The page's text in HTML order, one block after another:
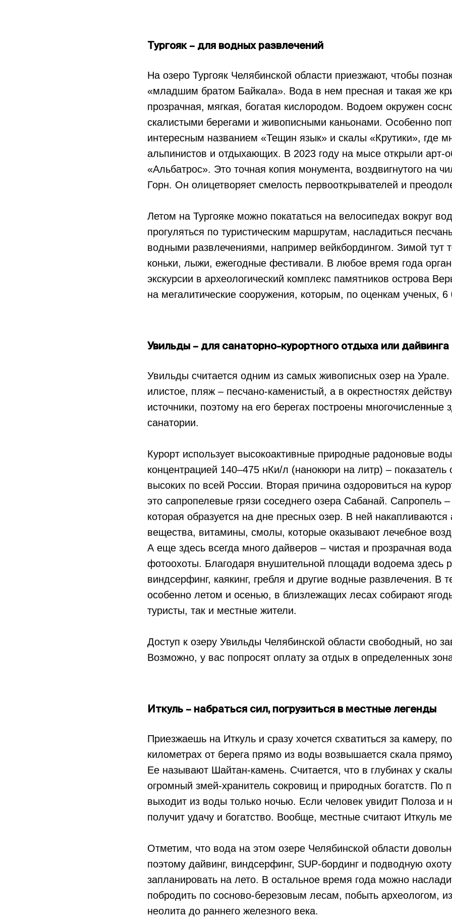
Тургояк – для водных развлечений
На озеро Тургояк Челябинской области приезжают, чтобы
«младшим братом Байкала». Вода в нем пресная и такая же
прозрачная, мягкая, богатая кислородом. Водоем окружен
скалистыми берегами и живописными каньонами. Особенно
интересным названием «Тещин язык» и скалы «Крутики», где
альпинистов и отдыхающих. В 2023 году на мысе открыли арт-
«Альбатрос». Это точная копия монумента, воздвигнутого на
Горн. Он олицетворяет смелость первооткрывателей и
Летом на Тургояке можно покататься на велосипедах вокруг
прогуляться по туристическим маршрутам, насладиться
водными развлечениями, например вейкбордингом. Зимой тут
коньки, лыжи, ежегодные фестивали. В любое время года
экскурсии в археологический комплекс памятников острова
на мегалитические сооружения, которым, по оценкам ученых, 6
Увильды – для санаторно-курортного отдыха или дайвинга
Увильды считается одним из самых живописных озер на Урале.
илистое, пляж – песчано-каменистый, а в окрестностях
источники, поэтому на его берегах построены многочисленные
санатории.
Курорт использует высокоактивные природные радоновые
концентрацией 140–475 нКи/л (нанокюри на литр) –
высоких по всей России. Вторая причина оздоровиться на
это сапропелевые грязи соседнего озера Сабанай. Сапропель –
которая образуется на дне пресных озер. В ней накапливаются
вещества, витамины, смолы, которые оказывают лечебное
А еще здесь всегда много дайверов – чистая и прозрачная
фотоохоты. Благодаря внушительной площади водоема здесь
виндсерфинг, каякинг, гребля и другие водные развлечения. В
особенно летом и осенью, в близлежащих лесах собирают
туристы, так и местные жители.
Доступ к озеру Увильды Челябинской области свободный, но
Возможно, у вас попросят оплату за отдых в определенных
Иткуль – набраться сил, погрузиться в местные легенды
Приезжаешь на Иткуль и сразу хочется схватиться за камеру,
километрах от берега прямо из воды возвышается скала
Ее называют Шайтан-камень. Считается, что в глубинах у
огромный змей-хранитель сокровищ и природных богатств. По
выходит из воды только ночью. Если человек увидит Полоза и
получит удачу и богатство. Вообще, местные считают Иткуль
Отметим, что вода на этом озере Челябинской области
поэтому дайвинг, виндсерфинг, SUP-бординг и подводную
запланировать на лето. В остальное время года можно
побродить по сосново-березовым лесам, побыть археологом,
неолита до раннего железного века.